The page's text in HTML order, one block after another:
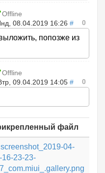
Offline
08.04.2019 16:26 # 0
попозже из
Offline
09.04.2019 14:05 # 0
файл
screenshot_2019-04-
16-23-23-